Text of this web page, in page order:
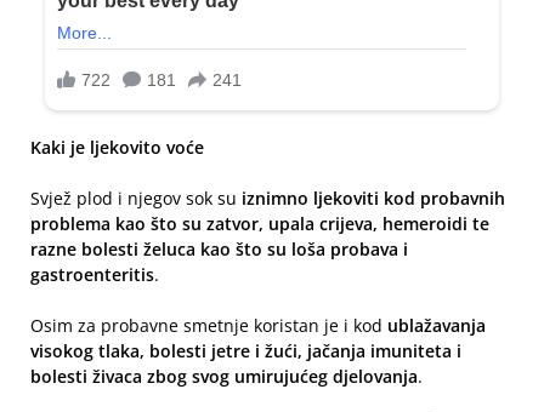
Kaki je ljekovito voće
Svjež plod i njegov sok su iznimno ljekoviti kod probavnih
problema kao što su zatvor, upala crijeva, hemeroidi te
razne bolesti želuca kao što su loša probava i
gastroenteritis.
Osim za probavne smetnje koristan je i kod ublažavanja
visokog tlaka, bolesti jetre i žući, jačanja imuniteta i
bolesti živaca zbog svog umirujućeg djelovanja.